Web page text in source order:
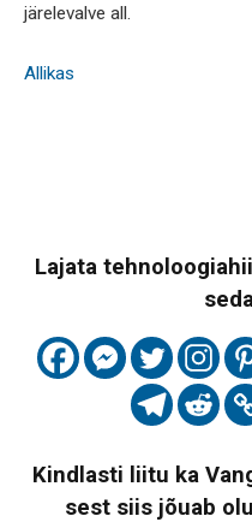
järelevalve all.
Allikas
Lajata
Kindlasti liitu ka
sest siis jõuab